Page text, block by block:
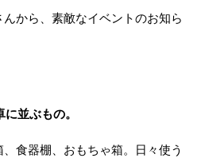
から、素敵なイベントのお知ら
並ぶもの。
食器棚、おもちゃ箱。日々使う